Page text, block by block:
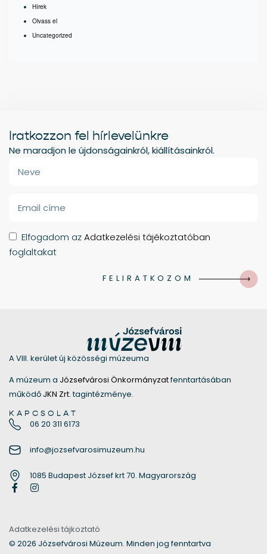
Hírek
Olvass el
Uncategorized
Iratkozzon fel hírlevelünkre
Ne maradjon le újdonságainkról, kiállításainkról.
Elfogadom azAdatkezelési tájékoztatóban
foglaltakat
FELIRATKOZOM
A VIII. kerület új közösségi múzeuma
A múzeum a Józsefvárosi Önkormányzatfenntartásában
működő JKN Zrt.tagintézménye.
KAPCSOLAT
06 20 311 6173
info@jozsefvarosimuzeum.hu
1085 Budapest József krt 70. Magyarország
© 2026 Józsefvárosi Múzeum. Minden jog fenntartva
Adatkezelési tájkoztató